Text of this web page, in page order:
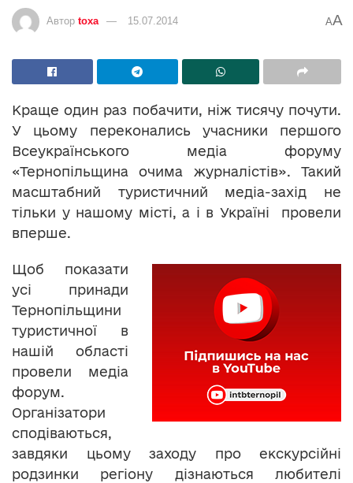
Автор toxa 15.07.2014 AA
Краще один раз побачити, ніж тисячу почути.
У цьому переконались учасники першого
Всеукраїнського медіа форуму
«Тернопільщина очима журналістів». Такий
масштабний туристичний медіа-захід не
тільки у нашому місті, а і в Україні провели
вперше.
Щоб показати
усі принади
Тернопільщини
туристичної в
нашій області
провели медіа
форум.
Організатори
сподіваються,
завдяки цьому заходу про екскурсійні
родзинки регіону дізнаються любителі